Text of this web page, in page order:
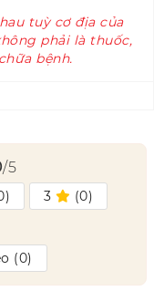
tuỳ cơ địa của
phải là thuốc,
bệnh.
/5
) 3 (0)
(0)